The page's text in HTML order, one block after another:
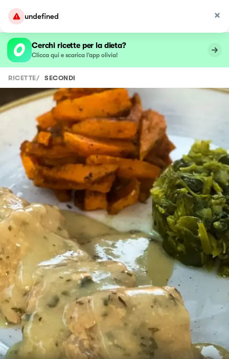
undefined
Cerchi ricette per la dieta?
Clicca qui e scarica l’app olivia!
RICETTE/ SECONDI